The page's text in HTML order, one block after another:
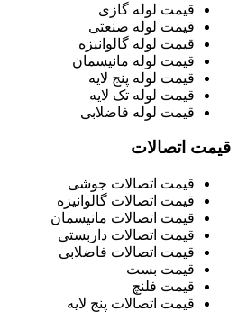
قیمت لوله گازی
قیمت لوله صنعتی
قیمت لوله گالوانیزه
قیمت لوله مانیسمان
قیمت لوله پنج لایه
قیمت لوله تک لایه
قیمت لوله فاضلابی
قیمت اتصالات
قیمت اتصالات جوشی
قیمت اتصالات گالوانیزه
قیمت اتصالات مانیسمان
قیمت اتصالات داربستی
قیمت اتصالات فاضلابی
قیمت بست
قیمت فلنچ
قیمت اتصالات پنج لایه